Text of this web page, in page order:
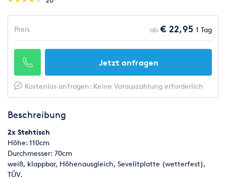
Preis ab € 22,95 1 Tag
Jetzt anfragen
Kostenlos anfragen: Keine Vorauszahlung erforderlich
Beschreibung
2x Stehtisch
Höhe: 110cm
Durchmesser: 70cm
weiß, klappbar, Höhenausgleich, Sevelitplatte (wetterfest),
TÜV.